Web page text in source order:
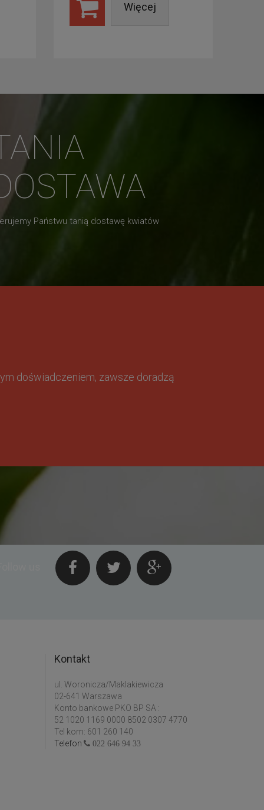
Więcej
Państwu tanią dostawę kwiatów
doświadczeniem, zawsze doradzą
Kontakt
ul. Woronicza/Maklakiewicza
02-641 Warszawa
Konto bankowe PKO BP SA :
52 1020 1169 0000 8502 0307 4770
Tel kom: 601 260 140
Telefon
022 646 94 33